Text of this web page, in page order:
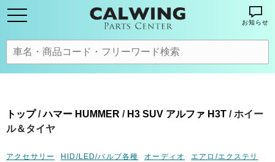
お知らせ
トップ/ハマー HUMMER / H3 SUV アルファ H3T / ホイー
ル＆タイヤ
アクセサリー HID/LED/バルブ各種 オーディオ
エアロ/エクステリ